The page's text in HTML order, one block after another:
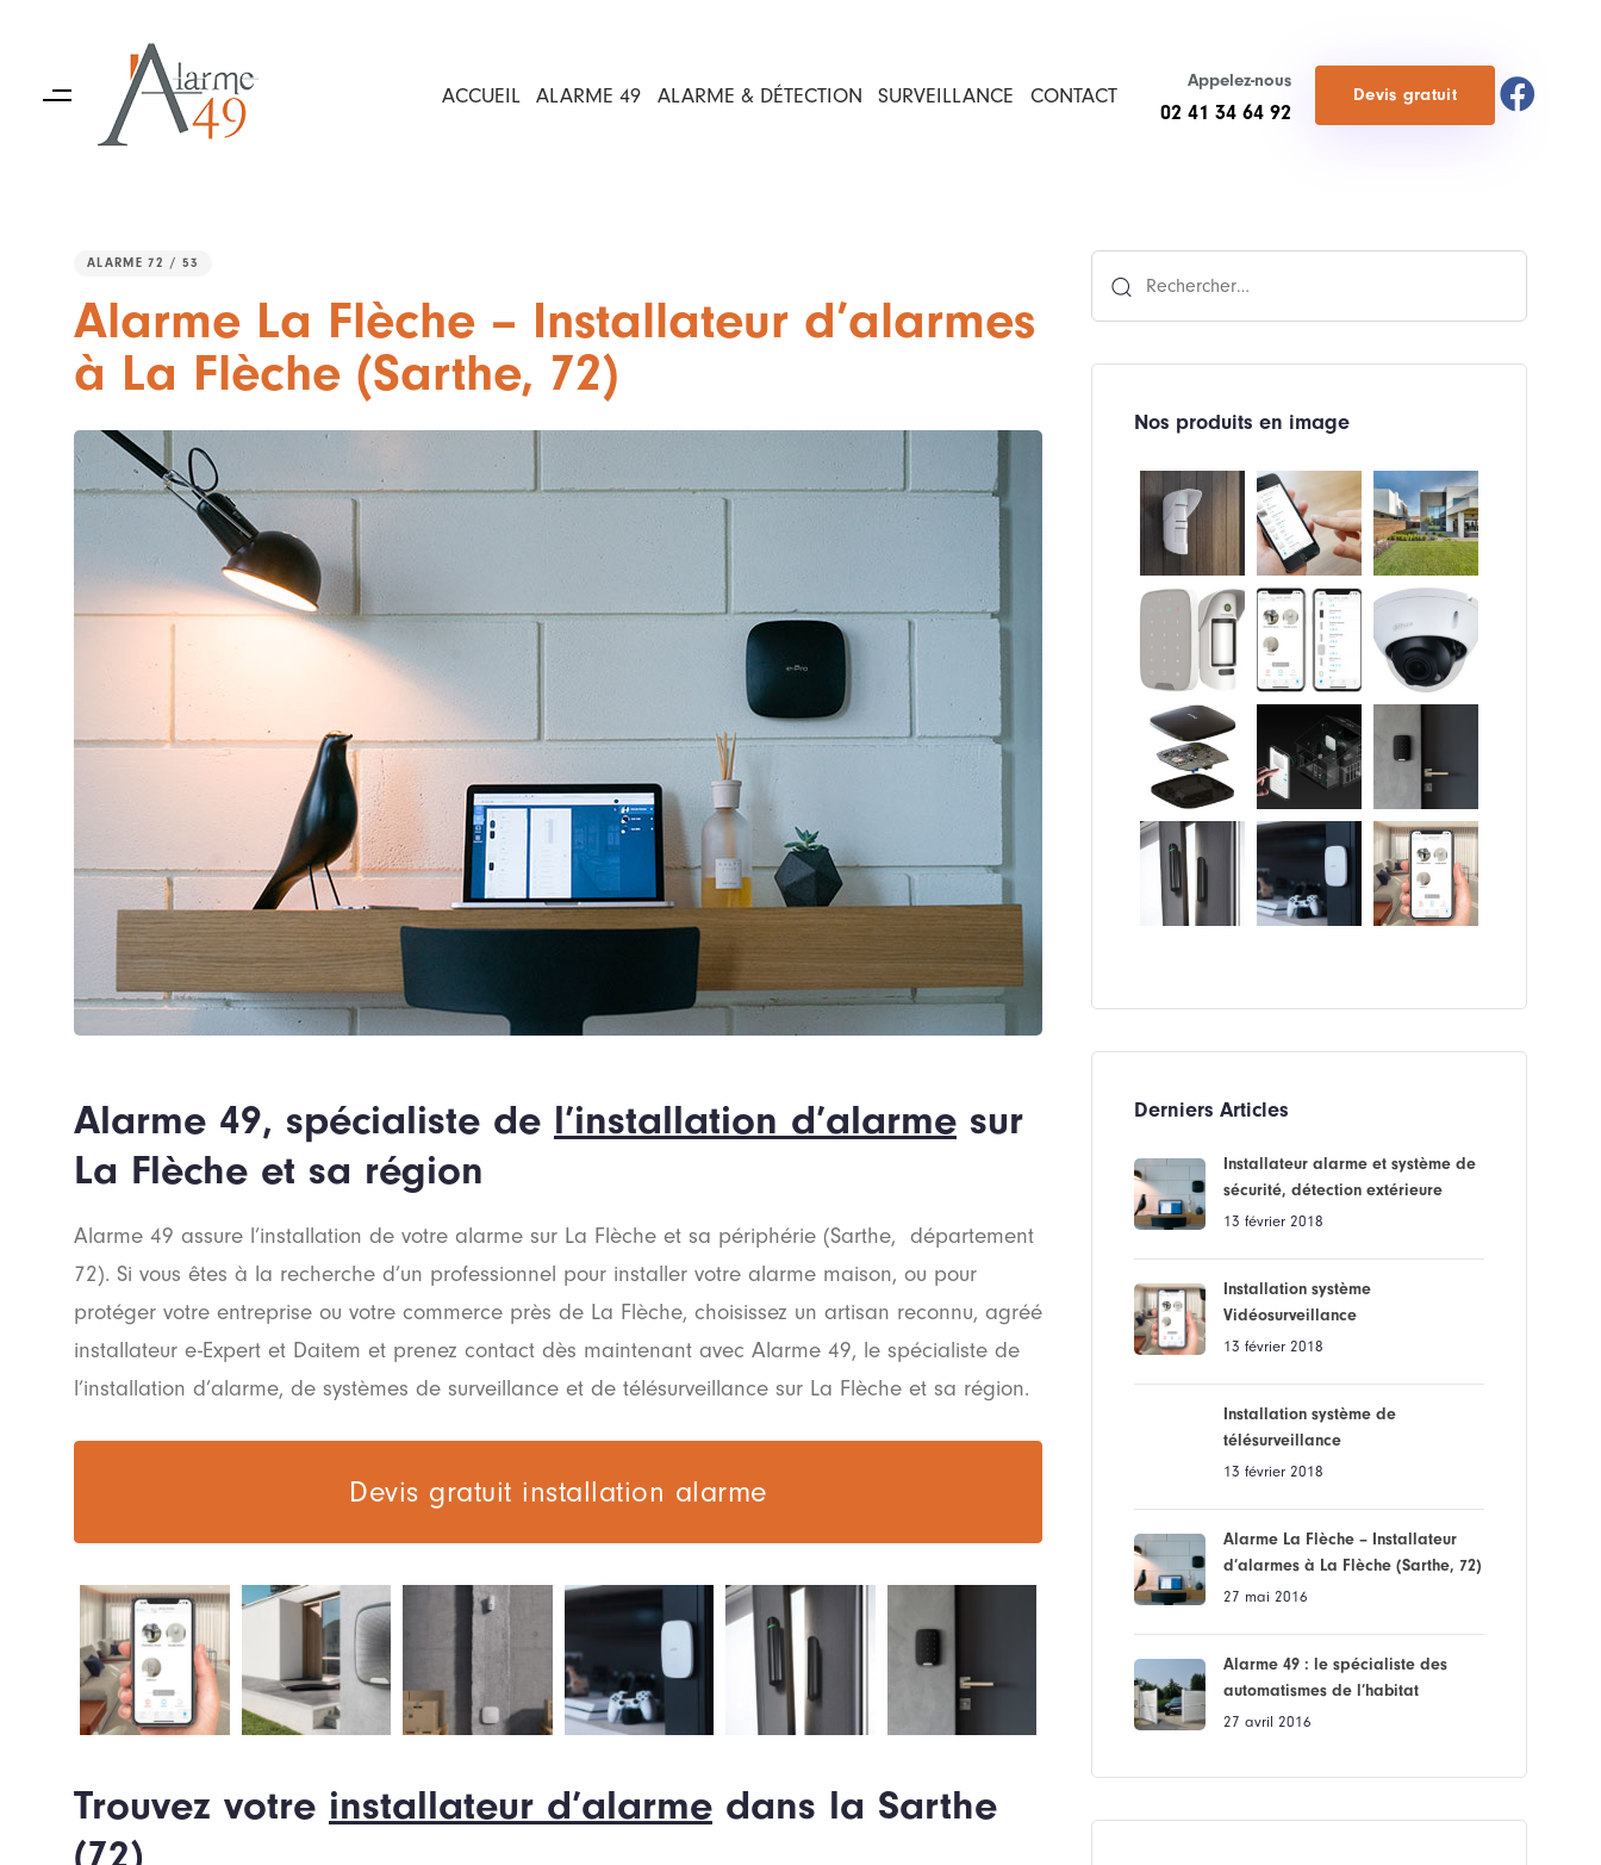
ACCUEIL ALARME 49 ALARME & DÉTECTION SURVEILLANCE CONTACT
Appelez-nous
02 41 34 64 92
Devis gratuit
PUBLISHED
IN:
ALARME 72 / 53
Alarme La Flèche – Installateur d’alarmes
à La Flèche (Sarthe, 72)
Alarme 49, spécialiste de l’installation d’alarme sur
La Flèche et sa région
Alarme 49 assure l’installation de votre alarme sur La Flèche et sa périphérie (Sarthe, département
72). Si vous êtes à la recherche d’un professionnel pour installer votre alarme maison, ou pour
protéger votre entreprise ou votre commerce près de La Flèche, choisissez un artisan reconnu, agréé
installateur e-Expert et Daitem et prenez contact dès maintenant avec Alarme 49, le spécialiste de
l’installation d’alarme, de systèmes de surveillance et de télésurveillance sur La Flèche et sa région.
Devis gratuit installation alarme
Trouvez votre installateur d’alarme dans la Sarthe
Nos produits en image
Derniers Articles
Installateur alarme et système de
sécurité, détection extérieure
13 février 2018
Installation système
Vidéosurveillance
13 février 2018
Installation système de
télésurveillance
13 février 2018
Alarme La Flèche – Installateur
d’alarmes à La Flèche (Sarthe, 72)
27 mai 2016
Alarme 49 : le spécialiste des
automatismes de l’habitat
27 avril 2016